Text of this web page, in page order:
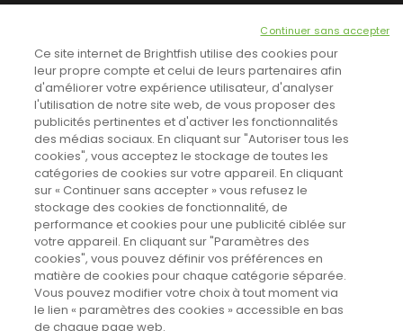
TOUTES LES NEWS
CINEVOX SUR FACEBOOK
Ce site internet de Brightfish utilise des cookies pour
leur propre compte et celui de leurs partenaires afin
d'améliorer votre expérience utilisateur, d'analyser
l'utilisation de notre site web, de vous proposer des
publicités pertinentes et d'activer les fonctionnalités
des médias sociaux. En cliquant sur "Autoriser tous les
cookies", vous acceptez le stockage de toutes les
catégories de cookies sur votre appareil. En cliquant
sur « Continuer sans accepter » vous refusez le
stockage des cookies de fonctionnalité, de
performance et cookies pour une publicité ciblée sur
votre appareil. En cliquant sur "Paramètres des
cookies", vous pouvez définir vos préférences en
matière de cookies pour chaque catégorie séparée.
Vous pouvez modifier votre choix à tout moment via
le lien « paramètres des cookies » accessible en bas
de chaque page web.
Continuer sans accepter